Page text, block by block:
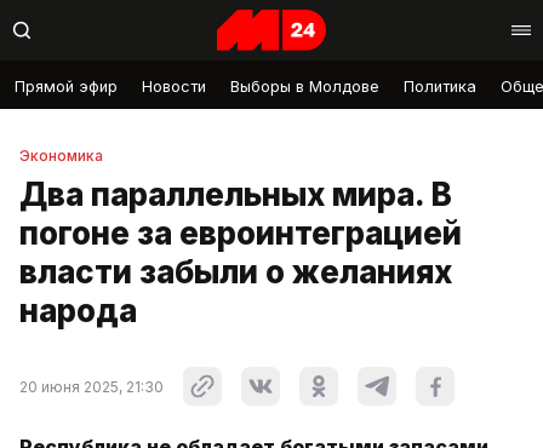
Прямой эфир Новости Выборы в Молдове Политика
Экономика
Два параллельных мира. В
погоне за евроинтеграцией
власти забыли о желаниях
народа
20 июня 2025, 21:30